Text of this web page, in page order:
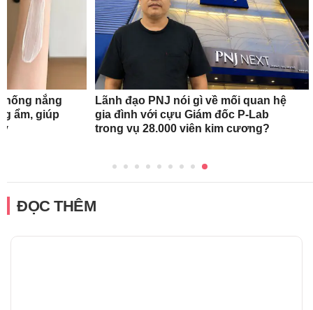
nắng
ẩm, giúp
Lãnh đạo PNJ nói gì về mối quan hệ
gia đình với cựu Giám đốc P-Lab
trong vụ 28.000 viên kim cương?
ĐỌC THÊM